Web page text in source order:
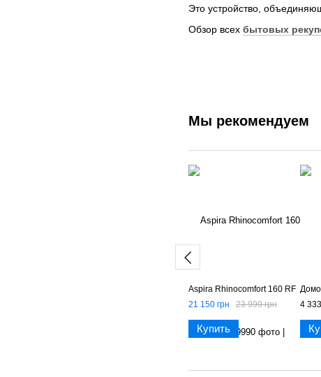
Это устройство,
Обзор всех бытовых
Мы рекомендуем
Aspira Rhinocomfort 160 RF
21 150 грн
23 999 грн
Купить
4